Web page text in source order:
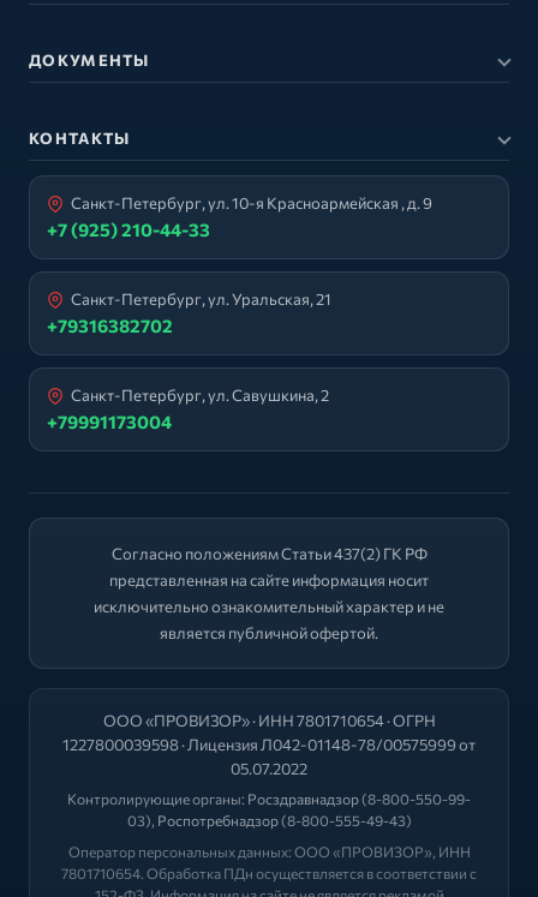
ДОКУМЕНТЫ
КОНТАКТЫ
Санкт-Петербург, ул. 10-я Красноармейская , д. 9
+7 (925) 210-44-33
Санкт-Петербург, ул. Уральская, 21
+79316382702
Санкт-Петербург, ул. Савушкина, 2
+79991173004
Согласно положениям Статьи 437(2) ГК РФ
представленная на сайте информация носит
исключительно ознакомительный характер и не
является публичной офертой.
ООО «ПРОВИЗОР» · ИНН 7801710654 · ОГРН
1227800039598 · Лицензия Л042-01148-78/00575999 от
05.07.2022
Контролирующие органы: Росздравнадзор(8-800-550-99-
03), Роспотребнадзор(8-800-555-49-43)
Оператор персональных данных: ООО «ПРОВИЗОР», ИНН
7801710654. Обработка ПДн осуществляется в соответствии с